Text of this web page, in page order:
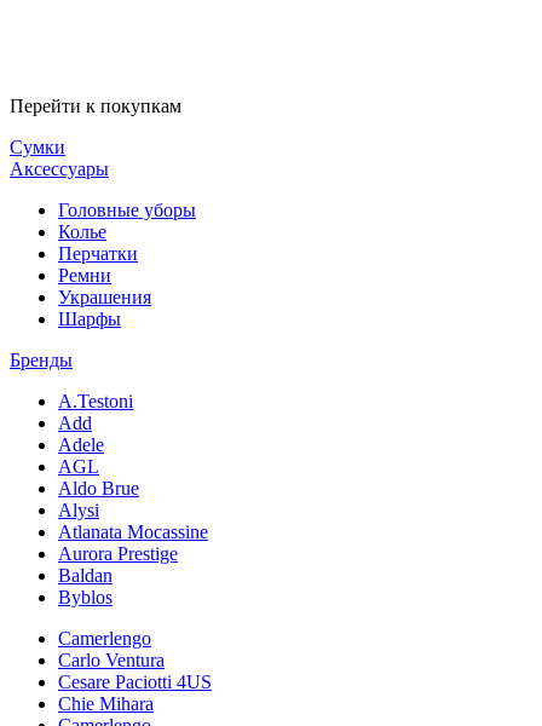
Перейти к покупкам
Сумки
Аксессуары
Головные уборы
Колье
Перчатки
Ремни
Украшения
Шарфы
Бренды
A.Testoni
Add
Adele
AGL
Aldo Brue
Alysi
Atlanata Mocassine
Aurora Prestige
Baldan
Byblos
Camerlengo
Carlo Ventura
Cesare Paciotti 4US
Chie Mihara